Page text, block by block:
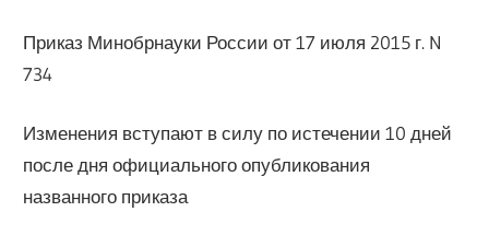
Приказ Минобрнауки России от 17 июля 2015 г. N
734
Изменения вступают в силу по истечении 10 дней
после дня официального опубликования
названного приказа